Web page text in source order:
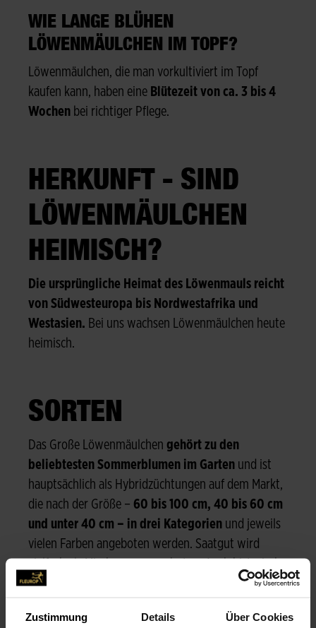
Zustimmung Details Über Cookies
WIE LANGE BLÜHEN
LÖWENMÄULCHEN IM TOPF?
Löwenmäulchen, die man vorkultiviert im Topf
kaufen kann, haben eine Blütezeit von ca. 3 bis 4
Wochen bei richtiger Pflege.
HERKUNFT - SIND
LÖWENMÄULCHEN
HEIMISCH?
Die ursprüngliche Heimat des Löwenmauls reicht
von Südwesteuropa bis Nordwestafrika und
Westasien. Bei uns wachsen Löwenmäulchen heute
heimisch.
SORTEN
Das Große Löwenmäulchen gehört zu den
beliebtesten Sommerblumen im Garten und ist
hauptsächlich als Hybridzüchtungen auf dem Markt,
die nach der Größe – 60 bis 100 cm, 40 bis 60 cm
und unter 40 cm – in drei Kategorien und jeweils
vielen Farben angeboten werden. Saatgut wird
Sorten stehen im Sortiment. Für Ampeln und
Antirrhinum pendula
. Zu den niedrigen Sorten (bis